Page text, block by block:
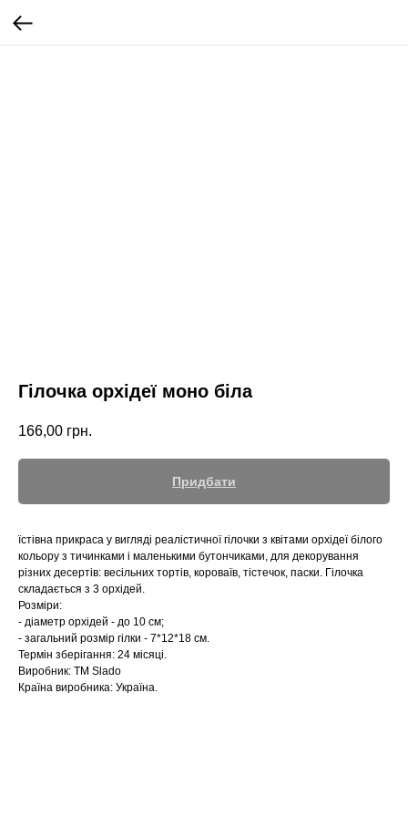
Гілочка орхідеї моно біла
166,00 грн.
Придбати
їстівна прикраса у вигляді реалістичної гілочки з квітами орхідеї білого
кольору з тичинками і маленькими бутончиками, для декорування
різних десертів: весільних тортів, короваїв, тістечок, паски. Гілочка
складається з 3 орхідей.
Розміри:
- діаметр орхідей - до 10 см;
- загальний розмір гілки - 7*12*18 см.
Термін зберігання: 24 місяці.
Виробник: ТМ Slado
Країна виробника: Україна.